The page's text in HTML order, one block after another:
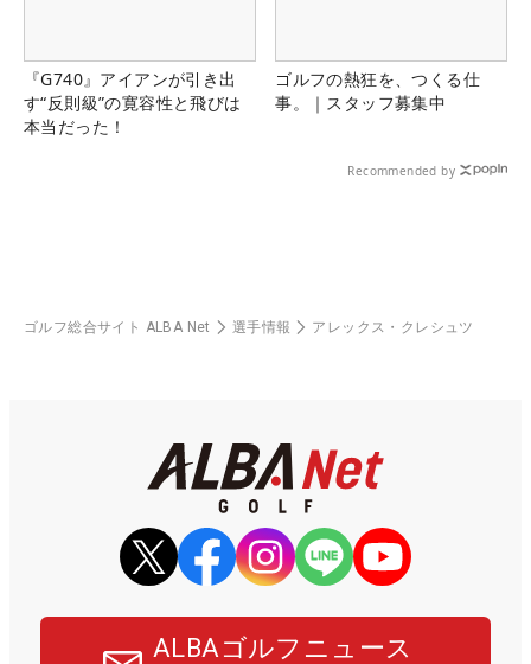
『G740』アイアンが引き出
す“反則級”の寛容性と飛びは
本当だった！
ゴルフの熱狂を、つくる仕
事。｜スタッフ募集中
Recommended by
ゴルフ総合サイト ALBA Net 選手情報 アレックス・クレシュツ
ALBAゴルフニュース